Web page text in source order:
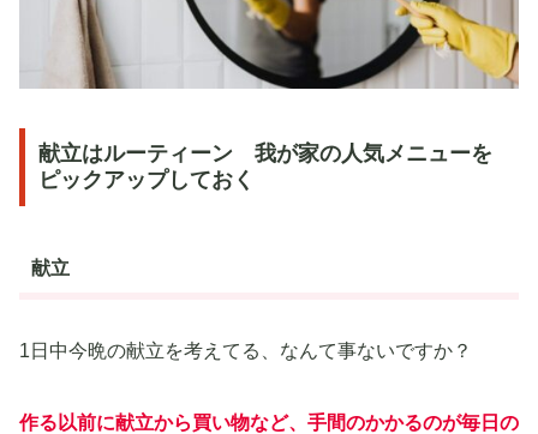
献立はルーティーン 我が家の人気メニューを
ピックアップしておく
献立
1日中今晩の献立を考えてる、なんて事ないですか？
作る以前に献立から買い物など、手間のかかるのが毎日の